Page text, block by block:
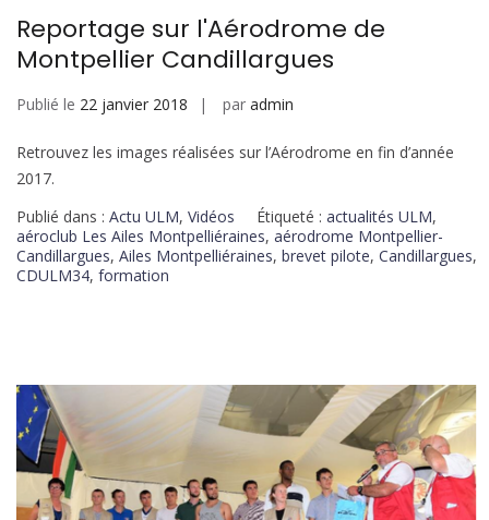
Reportage sur l'Aérodrome de
Montpellier Candillargues
Publié le 22 janvier 2018 par admin
Retrouvez les images réalisées sur l’Aérodrome en fin d’année
2017.
Publié dans : Actu ULM, Vidéos Étiqueté : actualités ULM,
aéroclub Les Ailes Montpelliéraines, aérodrome Montpellier-
Candillargues, Ailes Montpelliéraines, brevet pilote, Candillargues,
CDULM34, formation